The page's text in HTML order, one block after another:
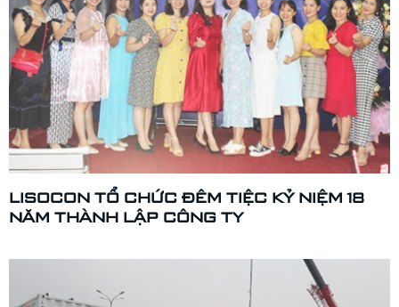
LISOCON TỔ CHỨC ĐÊM TIỆC KỶ NIỆM 18
NĂM THÀNH LẬP CÔNG TY